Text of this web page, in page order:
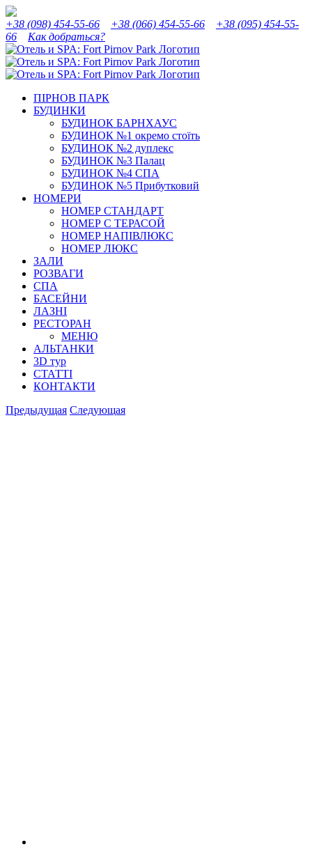
Skip
to
content
Instagram
Facebook
YouTube
Tripadvisor
+38 (098) 454-55-66
+38 (066) 454-55-66
+38 (095) 454-55-
66
Как добраться?
ПІРНОВ ПАРК
БУДИНКИ
БУДИНОК БАРНХАУС
БУДИНОК №1 окремо стоїть
БУДИНОК №2 дуплекс
БУДИНОК №3 Палац
БУДИНОК №4 СПА
БУДИНОК №5 Прибутковий
НОМЕРИ
НОМЕР СТАНДАРТ
НОМЕР С ТЕРАСОЙ
НОМЕР НАПІВЛЮКС
НОМЕР ЛЮКС
ЗАЛИ
РОЗВАГИ
СПА
БАСЕЙНИ
ЛАЗНІ
РЕСТОРАН
МЕНЮ
АЛЬТАНКИ
3D тур
СТАТТІ
КОНТАКТИ
Предыдущая Следующая